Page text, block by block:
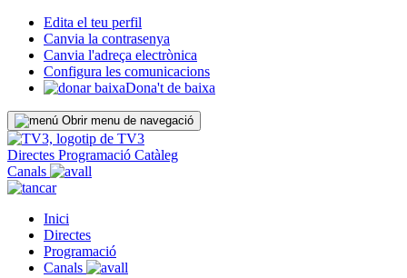
Edita el teu perfil
Canvia la contrasenya
Canvia l'adreça electrònica
Configura les comunicacions
Dona't de baixa
Obrir menu de navegació
Directes Programació Catàleg
Canals
Inici
Directes
Programació
Canals